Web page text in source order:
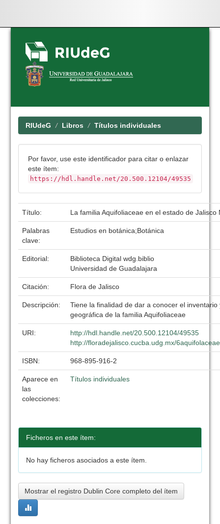
Skip
navigation
RIUdeG Libros Títulos individuales
Por favor, use este identificador para citar o enlazar
este ítem:
https://hdl.handle.net/20.500.12104/49535
Título: La familia Aquifoliaceae en el estado de Jalisco
Palabras
clave:
Estudios en botánica;Botánica
Editorial:
Biblioteca Digital wdg.biblio
Universidad de Guadalajara
Citación: Flora de Jalisco
Descripción:
Tiene la finalidad de dar a conocer el inventario
geográfica de la familia Aquifoliaceae
URI:
http://hdl.handle.net/20.500.12104/49535
http://floradejalisco.cucba.udg.mx/
ISBN: 968-895-916-2
Aparece en
las
colecciones:
Títulos individuales
Ficheros en este ítem:
No hay ficheros asociados a este ítem.
Mostrar el registro Dublin Core completo del ítem